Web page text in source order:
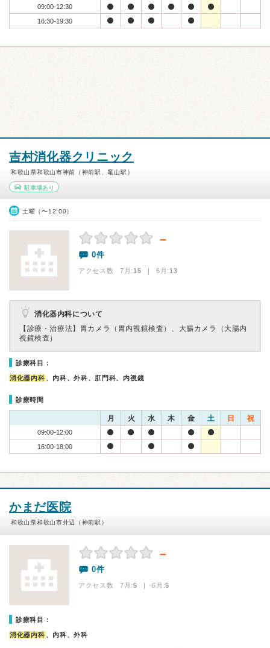
09:00-12:30
16:30-19:30
吉村消化器クリニック
和歌山県和歌山市神前（神前駅、竈山駅）
駐車場あり
土曜（〜12:00）
－
0件
アクセス数 7月:15 | 6月:13
消化器内科について
【診療・治療法】 胃カメラ（胃内視鏡検査）、大腸カメラ（大腸内
視鏡検査）
診療科目：
消化器内科 、内科、外科、肛門科、内視鏡
診療時間
月 火 水 木 金 土 日 祝
09:00-12:00
16:00-18:00
かまだ医院
和歌山県和歌山市井辺（神前駅）
－
0件
アクセス数 7月:5 | 6月:5
診療科目：
消化器内科 、内科、外科